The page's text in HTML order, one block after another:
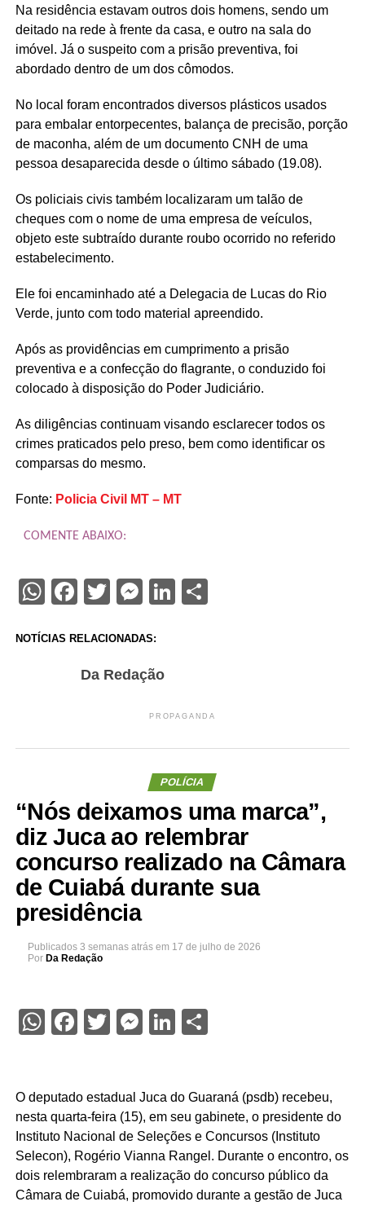
Na residência estavam outros dois homens, sendo um
deitado na rede à frente da casa, e outro na sala do
imóvel. Já o suspeito com a prisão preventiva, foi
abordado dentro de um dos cômodos.
No local foram encontrados diversos plásticos usados
para embalar entorpecentes, balança de precisão, porção
de maconha, além de um documento CNH de uma
pessoa desaparecida desde o último sábado (19.08).
Os policiais civis também localizaram um talão de
cheques com o nome de uma empresa de veículos,
objeto este subtraído durante roubo ocorrido no referido
estabelecimento.
Ele foi encaminhado até a Delegacia de Lucas do Rio
Verde, junto com todo material apreendido.
Após as providências em cumprimento a prisão
preventiva e a confecção do flagrante, o conduzido foi
colocado à disposição do Poder Judiciário.
As diligências continuam visando esclarecer todos os
crimes praticados pelo preso, bem como identificar os
comparsas do mesmo.
Fonte: Policia Civil MT – MT
COMENTE ABAIXO:
WhatsApp
Facebook
Twitter
Messenger
LinkedIn
Share
NOTÍCIAS RELACIONADAS:
Da Redação
PROPAGANDA
POLÍCIA
“Nós deixamos uma marca”,
diz Juca ao relembrar
concurso realizado na Câmara
de Cuiabá durante sua
presidência
Publicados 3 semanas atrás em 17 de julho de 2026
Por Da Redação
WhatsApp
Facebook
Twitter
Messenger
LinkedIn
Share
O deputado estadual Juca do Guaraná (psdb) recebeu,
nesta quarta-feira (15), em seu gabinete, o presidente do
Instituto Nacional de Seleções e Concursos (Instituto
Selecon), Rogério Vianna Rangel. Durante o encontro, os
dois relembraram a realização do concurso público da
Câmara de Cuiabá, promovido durante a gestão de Juca